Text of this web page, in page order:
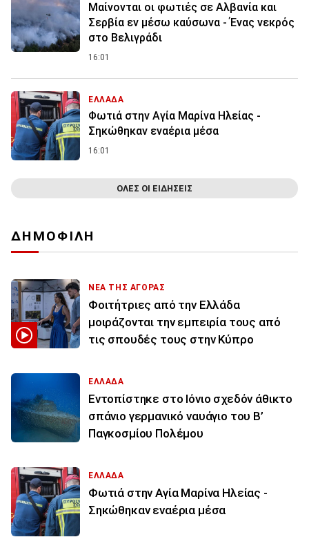
Μαίνονται οι φωτιές σε Αλβανία και
Σερβία εν μέσω καύσωνα - Ένας νεκρός
στο Βελιγράδι
16:01
ΕΛΛΑΔΑ
Φωτιά στην Aγία Μαρίνα Ηλείας -
Σηκώθηκαν εναέρια μέσα
16:01
ΟΛΕΣ ΟΙ ΕΙΔΗΣΕΙΣ
ΔΗΜΟΦΙΛΗ
ΝΕΑ ΤΗΣ ΑΓΟΡΑΣ
Φοιτήτριες από την Ελλάδα
μοιράζονται την εμπειρία τους από
τις σπουδές τους στην Κύπρο
ΕΛΛΑΔΑ
Εντοπίστηκε στο Ιόνιο σχεδόν άθικτο
σπάνιο γερμανικό ναυάγιο του Β’
Παγκοσμίου Πολέμου
ΕΛΛΑΔΑ
Φωτιά στην Aγία Μαρίνα Ηλείας -
Σηκώθηκαν εναέρια μέσα